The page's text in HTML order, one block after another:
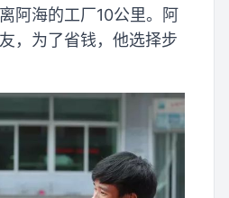
阿海的工厂10公里。阿
，为了省钱，他选择步